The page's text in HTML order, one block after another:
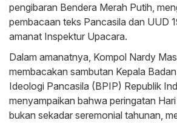
pengibaran Bendera Merah Putih,
pembacaan teks Pancasila dan UUD
amanat Inspektur Upacara.
Dalam amanatnya, Kompol Nardy
membacakan sambutan Kepala
Ideologi Pancasila (BPIP) Republik
menyampaikan bahwa peringatan
bukan sekadar seremonial tahunan,